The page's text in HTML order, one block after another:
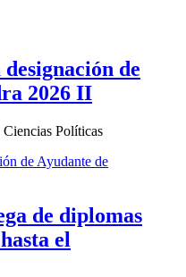
de
2026 II
Políticas
de diplomas
el